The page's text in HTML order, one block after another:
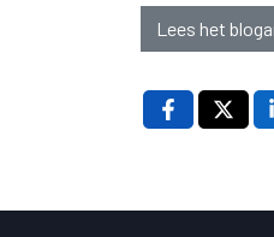
Lees het